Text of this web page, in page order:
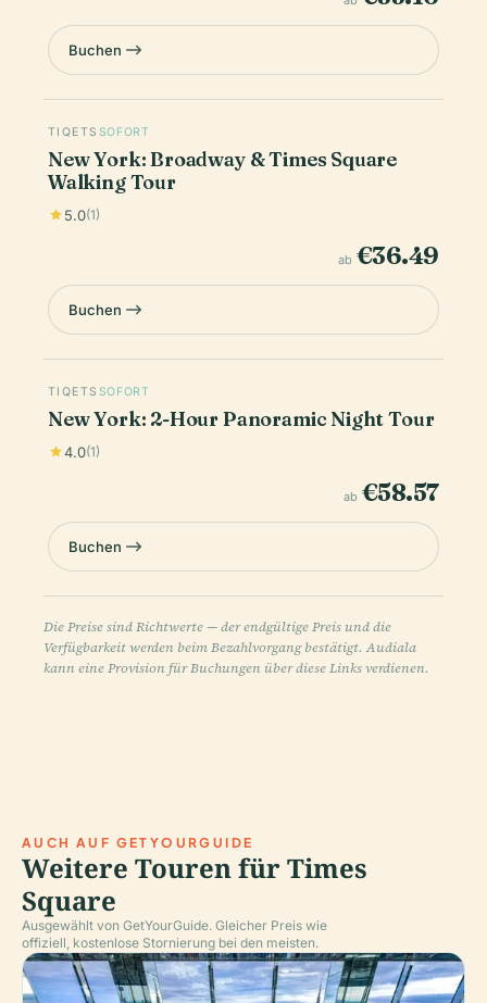
Buchen
TIQETS SOFORT
New York: Broadway & Times Square
Walking Tour
5.0(1)
ab €36.49
Buchen
TIQETS SOFORT
New York: 2-Hour Panoramic Night Tour
4.0(1)
ab €58.57
Buchen
Die Preise sind Richtwerte — der endgültige Preis und die
Verfügbarkeit werden beim Bezahlvorgang bestätigt. Audiala
kann eine Provision für Buchungen über diese Links verdienen.
AUCH AUF GETYOURGUIDE
Weitere Touren für Times
Square
Ausgewählt von GetYourGuide. Gleicher Preis wie
offiziell, kostenlose Stornierung bei den meisten.